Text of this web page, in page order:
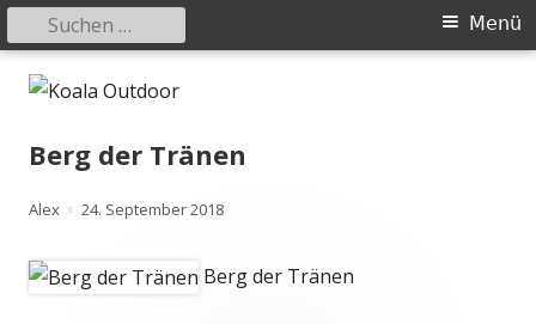
SpringeKoala Outdoor
Hier ist eine Übersicht meiner Wander- und Trekkingtouren
Primäres
Menü
Menü
Suchen
nach:
Berg der Tränen
Autor
Alex
Veröffentlicht
24. September 2018
Berg der Tränen